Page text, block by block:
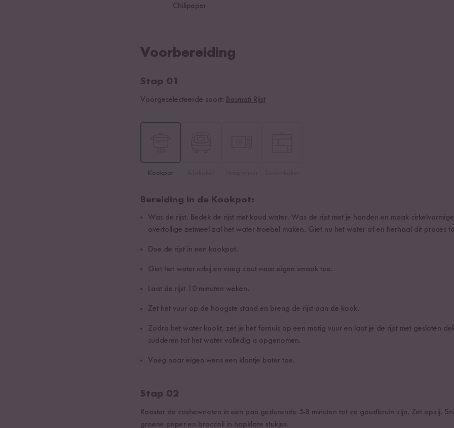
Chilipeper
Voorbereiding
Stap 01
Voorgeselecteerde soort: Basmati Rijst
Kookpot
Bereiding in de Kookpot:
Was de rijst. Bedek de rijst met koud water. Was de rijst met je handen en maak
overtollige zetmeel zal het water troebel maken. Giet nu het water af en herhaal dit proces
Doe de rijst in een kookpot.
Giet het water erbij en voeg zout naar eigen smaak toe.
Laat de rijst 10 minuten weken.
Zet het vuur op de hoogste stand en breng de rijst aan de kook.
Zodra het water kookt, zet je het fornuis op een matig vuur en laat je de rijst met gesloten
sudderen tot het water volledig is opgenomen.
Voeg naar eigen wens een klontje boter toe.
Stap 02
Rooster de cashewnoten in een pan gedurende 5-8 minuten tot ze goudbruin zijn. Zet opzij.
groene peper en broccoli in hapklare stukjes.